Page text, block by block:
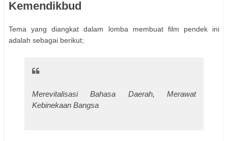
Kemendikbud
Tema yang diangkat dalam lomba membuat film pendek ini
adalah sebagai berikut;
Merevitalisasi Bahasa Daerah, Merawat
Kebinekaan Bangsa